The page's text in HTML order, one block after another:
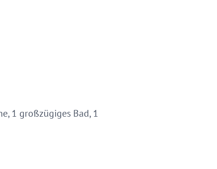
1 großzügiges Bad, 1